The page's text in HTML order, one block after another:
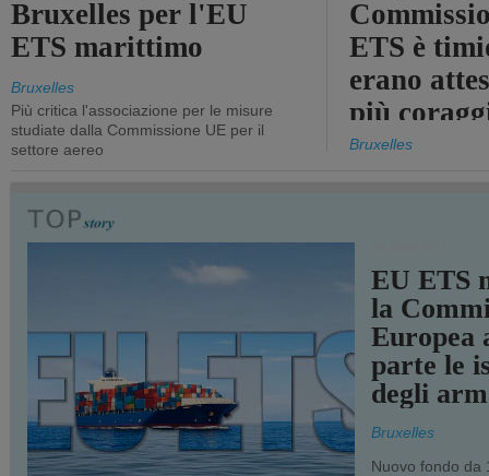
Bruxelles per l'EU
ETS marittimo
Bruxelles
Più critica l'associazione per le misure
studiate dalla Commissione UE per il
settore aereo
ETS è
erano
più
Bruxelles
EU ETS
la
Europea
parte le
degli
Bruxelles
Nuovo fondo da